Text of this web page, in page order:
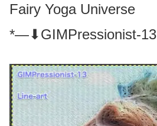
Fairy Yoga Universe
*—⬇GIMPressionist-13